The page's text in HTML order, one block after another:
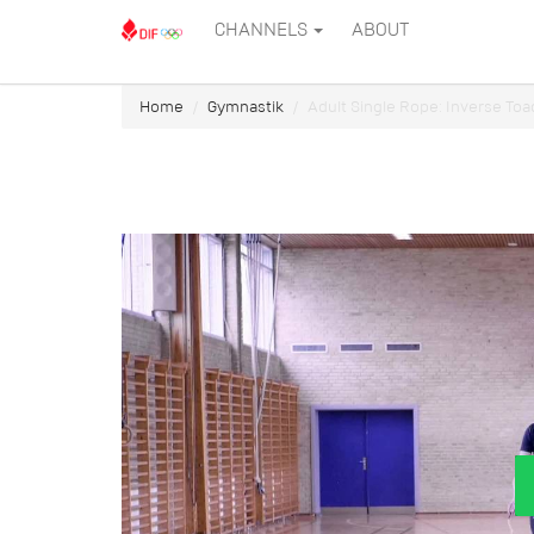
CHANNELS ABOUT
Home Gymnastik Adult Single Rope: Inverse